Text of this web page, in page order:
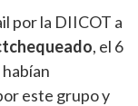
por la DIICOT a
, el 6
este grupo y